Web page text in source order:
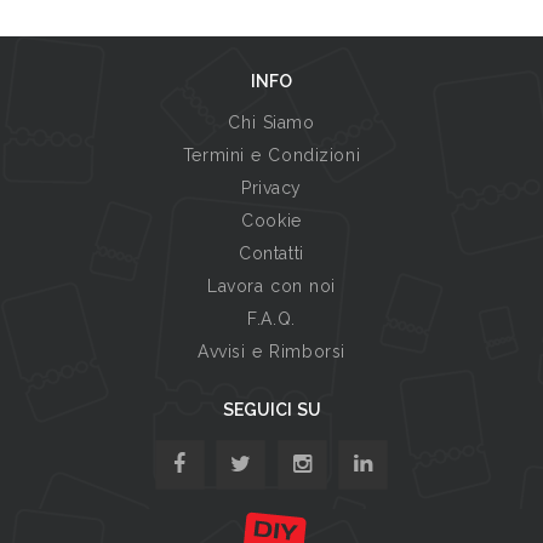
INFO
Chi Siamo
Termini e Condizioni
Privacy
Cookie
Contatti
Lavora con noi
F.A.Q.
Avvisi e Rimborsi
SEGUICI SU